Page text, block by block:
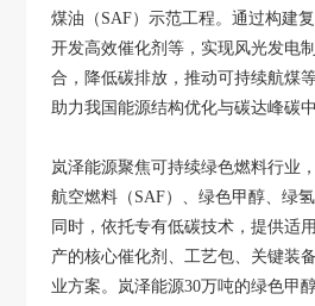
煤油（SAF）示范工程。通过构建
开发高效催化剂等，实现风光发电
合，降低碳排放，推动可持续航煤
助力我国能源结构优化与碳达峰碳
岚泽能源聚焦可持续绿色燃料行业
航空燃料（SAF）、绿色甲醇、绿
同时，依托专有低碳技术，提供适
产的核心催化剂、工艺包、关键装
业方案。岚泽能源30万吨的绿色甲